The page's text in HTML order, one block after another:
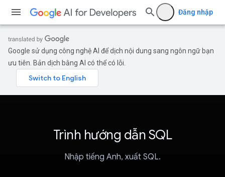
Đăng nhập
Google sử dụng công nghệ AI để dịch nội dung sang ngôn ngữ bạn
ưu tiên. Bản dịch bằng AI có thể có lỗi.
Trình hướng dẫn SQL
Nhập tiếng Anh, xuất SQL.